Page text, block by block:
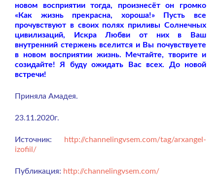
новом восприятии тогда, произнесёт он громко
«Как жизнь прекрасна, хороша!» Пусть все
прочувствуют в своих полях приливы Солнечных
цивилизаций, Искра Любви от них в Ваш
внутренний стержень вселится и Вы почувствуете
в новом восприятии жизнь. Мечтайте, творите и
созидайте! Я буду ожидать Вас всех. До новой
встречи!
Приняла Амадея.
23.11.2020г.
Источник:
http://channelingvsem.com/tag/arxangel-
izofiil/
Публикация: http://channelingvsem.com/